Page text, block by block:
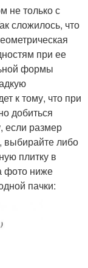
не только с
сложилось, что
при ее
формы
к тому, что при
добиться
если размер
выбирайте либо
плитку в
фото ниже
пачки: